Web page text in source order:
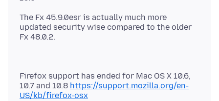
The Fx 45.9.0esr is actually much more
updated security wise compared to the older
Firefox support has ended for Mac OS X 10.6,
10.7 and 10.8 https://support.mozilla.org/en-
US/kb/firefox-osx